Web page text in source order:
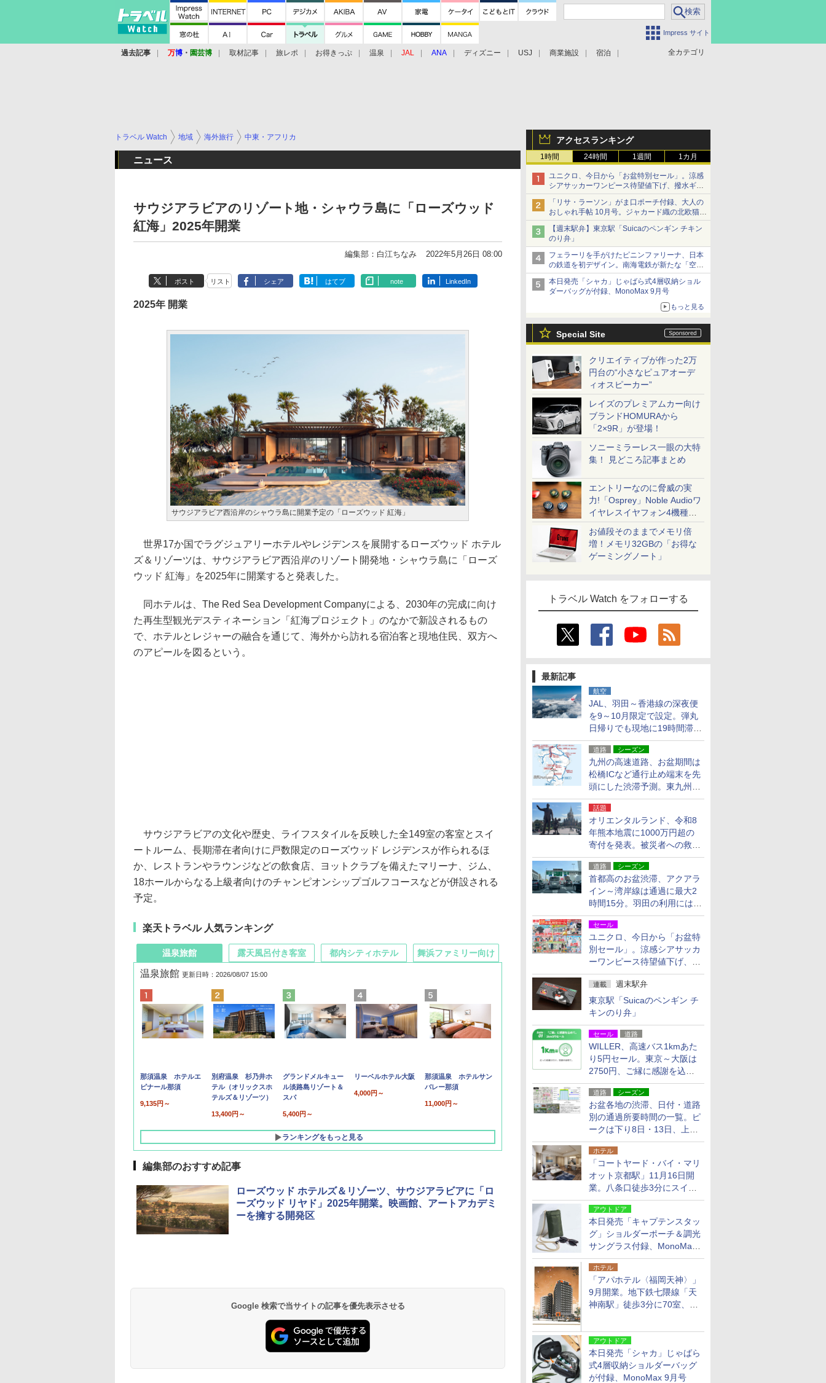
Impress サイト
全カテゴリ
過去記事 万博 ・ 園芸博 取材記事 旅レポ お得きっぷ 温泉 JAL ANA ディズニー USJ 商業施設 宿泊
アクセスランキング
1時間 24時間 1週間 1カ月
ユニクロ、今日から「お盆特別セール」。涼感
シアサッカーワンピース待望値下げ、撥水ギア
ショーツは1990円に
「リサ・ラーソン」がま口ポーチ付録、大人の
おしゃれ手帖 10月号。ジャカード織の北欧猫デ
ザイン
【週末駅弁】東京駅「Suicaのペンギン チキン
のり弁」
フェラーリを手がけたピニンファリーナ、日本
の鉄道を初デザイン。南海電鉄が新たな「空港
特急」をなにわ筋線へ導入
本日発売「シャカ」じゃばら式4層収納ショル
ダーバッグが付録、MonoMax 9月号
もっと見る
Special Site
クリエイティブが作った2万
円台の“小さなピュアオーデ
ィオスピーカー”
レイズのプレミアムカー向け
ブランドHOMURAから
「2×9R」が登場！
ソニーミラーレス一眼の大特
集！ 見どころ記事まとめ
エントリーなのに脅威の実
力!「Osprey」Noble Audioワ
イヤレスイヤフォン4機種を
一気に聴く
お値段そのままでメモリ倍
増！メモリ32GBの「お得な
ゲーミングノート」
トラベル Watch をフォローする
最新記事
航空
JAL、羽田～香港線の深夜便
を9～10月限定で設定。弾丸
日帰りでも現地に19時間滞在
できる
道路 シーズン
九州の高速道路、お盆期間は
松橋ICなど通行止め端末を先
頭にした渋滞予測。東九州道
への迂回は料金調整を実施
話題
オリエンタルランド、令和8
年熊本地震に1000万円超の
寄付を発表。被災者への救援
活動・復旧支援
道路 シーズン
首都高のお盆渋滞、アクアラ
イン～湾岸線は通過に最大2
時間15分。羽田の利用には
「空港西出口」の利用検討を
セール
ユニクロ、今日から「お盆特
別セール」。涼感シアサッカ
ーワンピース待望値下げ、撥
水ギアショーツは1990円に
連載 週末駅弁
東京駅「Suicaのペンギン チ
キンのり弁」
セール 道路
WILLER、高速バス1kmあた
り5円セール。東京～大阪は
2750円、ご縁に感謝を込め
た20周年記念キャンペーン
道路 シーズン
お盆各地の渋滞、日付・道路
別の通過所要時間の一覧。ピ
ークは下り8日・13日、上り
14日・15日
ホテル
「コートヤード・バイ・マリ
オット京都駅」11月16日開
業。八条口徒歩3分にスイー
ト含む全270室、ダイニング
も併設
アウトドア
本日発売「キャプテンスタッ
グ」ショルダーポーチ＆調光
サングラス付録、MonoMax
9月号増刊
ホテル
「アパホテル〈福岡天神〉」
9月開業。地下鉄七隈線「天
神南駅」徒歩3分に70室、エ
アウトドア
本日発売「シャカ」じゃばら
式4層収納ショルダーバッグ
が付録、MonoMax 9月号
トラベル Watch 地域 海外旅行 中東・アフリカ
ニュース
サウジアラビアのリゾート地・シャウラ島に「ローズウッド
紅海」2025年開業
編集部：白江ちなみ 2022年5月26日 08:00
ポスト リスト シェア はてブ note LinkedIn
2025年 開業
サウジアラビア西沿岸のシャウラ島に開業予定の「ローズウッド 紅海」
世界17か国でラグジュアリーホテルやレジデンスを展開するローズウッド ホテル
ズ＆リゾーツは、サウジアラビア西沿岸のリゾート開発地・シャウラ島に「ローズ
ウッド 紅海」を2025年に開業すると発表した。
同ホテルは、The Red Sea Development Companyによる、2030年の完成に向け
た再生型観光デスティネーション「紅海プロジェクト」のなかで新設されるもの
で、ホテルとレジャーの融合を通じて、海外から訪れる宿泊客と現地住民、双方へ
のアピールを図るという。
サウジアラビアの文化や歴史、ライフスタイルを反映した全149室の客室とスイ
ートルーム、長期滞在者向けに戸数限定のローズウッド レジデンスが作られるほ
か、レストランやラウンジなどの飲食店、ヨットクラブを備えたマリーナ、ジム、
18ホールからなる上級者向けのチャンピオンシップゴルフコースなどが併設される
予定。
楽天トラベル 人気ランキング
温泉旅館
温泉旅館 更新日時：2026/08/07 15:00
那須温泉 ホテルエ
ピナール那須
9,135円～
別府温泉 杉乃井ホ
テル（オリックスホ
テルズ＆リゾーツ）
13,400円～
グランドメルキュー
ル淡路島リゾート＆
スパ
5,400円～
リーベルホテル大阪
4,000円～
那須温泉 ホテルサン
バレー那須
11,000円～
ランキングをもっと見る
露天風呂付き客室
10,450円～
19,541円～
都内シティホテル 舞浜ファミリー向け
7,950円～
5,758円～
編集部のおすすめ記事
ローズウッド ホテルズ＆リゾーツ、サウジアラビアに「ロ
ーズウッド リヤド」2025年開業。映画館、アートアカデミ
ーを擁する開発区
Google 検索で当サイトの記事を優先表示させる